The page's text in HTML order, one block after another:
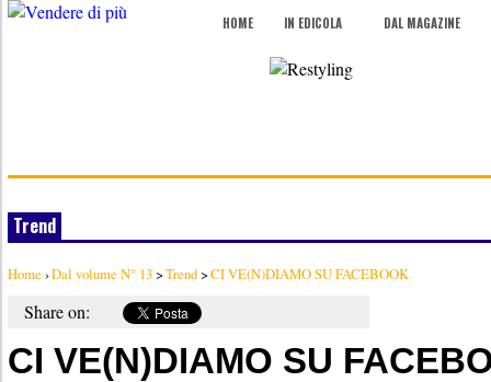
HOME IN EDICOLA DAL MAGAZINE
Trend
Home ›Dal volume N° 13>Trend>CI VE(N)DIAMO SU FACEBOOK
Share on:
CI VE(N)DIAMO SU